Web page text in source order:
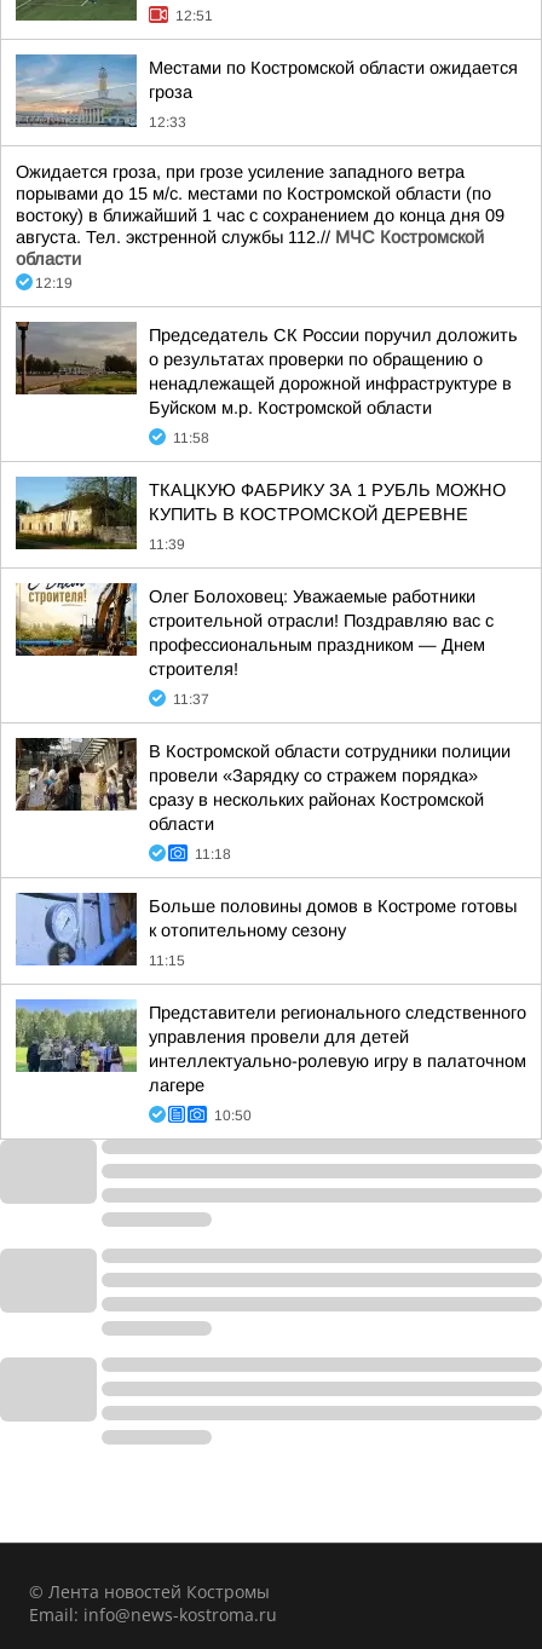
12:51
Местами по Костромской области ожидается
гроза
12:33
Ожидается гроза, при грозе усиление западного ветра
порывами до 15 м/с. местами по Костромской области (по
востоку) в ближайший 1 час с сохранением до конца дня 09
августа. Тел. экстренной службы 112.// МЧС Костромской
области
12:19
Председатель СК России поручил доложить
о результатах проверки по обращению о
ненадлежащей дорожной инфраструктуре в
Буйском м.р. Костромской области
11:58
ТКАЦКУЮ ФАБРИКУ ЗА 1 РУБЛЬ МОЖНО
КУПИТЬ В КОСТРОМСКОЙ ДЕРЕВНЕ
11:39
Олег Болоховец: Уважаемые работники
строительной отрасли! Поздравляю вас с
профессиональным праздником — Днем
строителя!
11:37
В Костромской области сотрудники полиции
провели «Зарядку со стражем порядка»
сразу в нескольких районах Костромской
области
11:18
Больше половины домов в Костроме готовы
к отопительному сезону
11:15
Представители регионального следственного
управления провели для детей
интеллектуально-ролевую игру в палаточном
лагере
10:50
© Лента новостей Костромы
Email: info@news-kostroma.ru